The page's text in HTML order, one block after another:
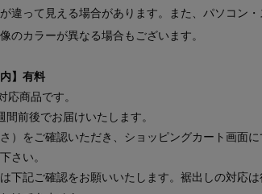
違って見える場合があります。また、パソコン・
のカラーが異なる場合もございます。
】有料
応商品です。
前後でお届けいたします。
）をご確認いただき、ショッピングカート画面
さい。
下記ご確認をお願いいたします。裾出しの対応は